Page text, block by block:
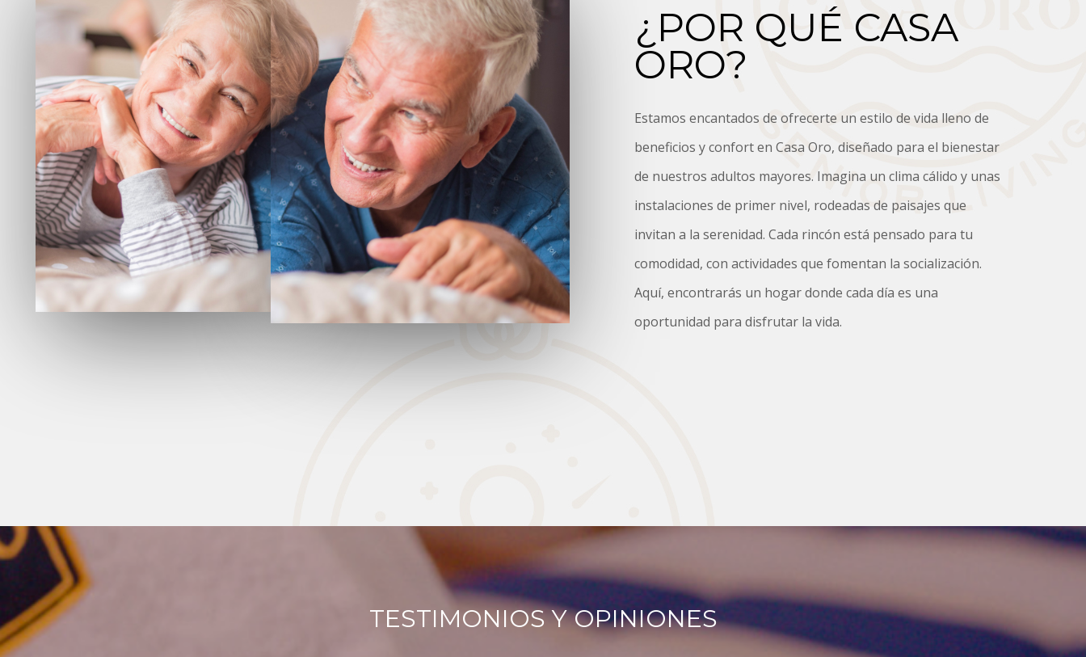
¿POR QUÉ CASA
ORO?
Estamos encantados de ofrecerte un estilo de vida lleno de
beneficios y confort en Casa Oro, diseñado para el bienestar
de nuestros adultos mayores. Imagina un clima cálido y unas
instalaciones de primer nivel, rodeadas de paisajes que
invitan a la serenidad. Cada rincón está pensado para tu
comodidad, con actividades que fomentan la socialización.
Aquí, encontrarás un hogar donde cada día es una
oportunidad para disfrutar la vida.
TESTIMONIOS Y OPINIONES